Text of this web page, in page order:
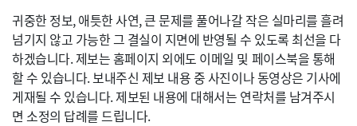
귀중한 정보, 애틋한 사연, 큰 문제를 풀어나갈 작은 실마리를 흘려
넘기지 않고 가능한 그 결실이 지면에 반영될 수 있도록 최선을 다
하겠습니다. 제보는 홈페이지 외에도 이메일 및 페이스북을 통해
할 수 있습니다. 보내주신 제보 내용 중 사진이나 동영상은 기사에
게재될 수 있습니다. 제보된 내용에 대해서는 연락처를 남겨주시
면 소정의 답례를 드립니다.